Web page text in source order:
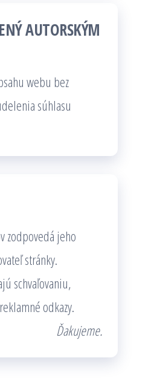
AUTORSKÝM
webu bez
súhlasu
zodpovedá jeho
stránky.
schvaľovaniu,
odkazy.
Ďakujeme.